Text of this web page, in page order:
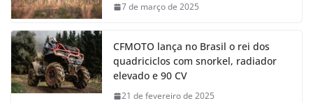
7 de março de 2025
CFMOTO lança no Brasil o rei dos
quadriciclos com snorkel, radiador
elevado e 90 CV
21 de fevereiro de 2025